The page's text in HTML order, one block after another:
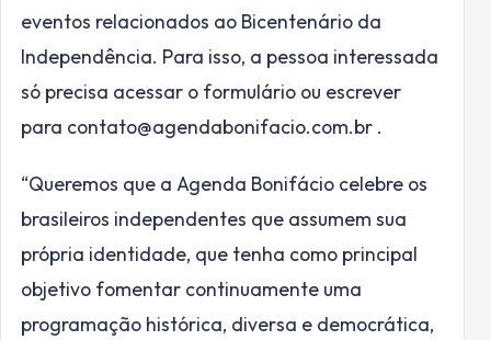
eventos relacionados ao Bicentenário da
Independência. Para isso, a pessoa interessada
só precisa acessar o formulário ou escrever
para contato@agendabonifacio.com.br .
“Queremos que a Agenda Bonifácio celebre os
brasileiros independentes que assumem sua
própria identidade, que tenha como principal
objetivo fomentar continuamente uma
programação histórica, diversa e democrática,